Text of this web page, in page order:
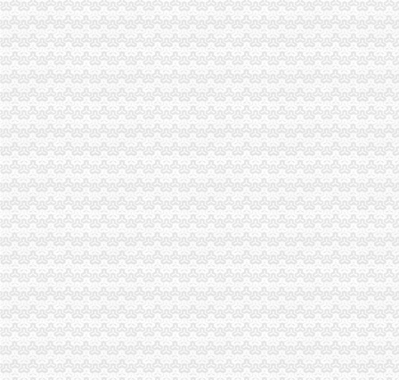
福利社-唯众媒
在线福利社|汇集互联网在线福利
福利社_百度百科
福利社吧
精品福利社|只为精品专注精品
福利社
福利社
600伊人福利社
在线福利社zxfuli
福利社
500宅男福利社
免费zxfuli福利社影院
全民福利社--免费提供全国各公司福委会等单位的公开平台
福利社-每天千款优惠券秒,一折限时疯抢！-福利社
页|二次元福利社
IT福利社
撸吧福利社
品宝贝福利社|品宅男福利社天天更新！每日有福利,来找福利
UU福利社
宅男福利社_宅男福利社是宅男就来福利社